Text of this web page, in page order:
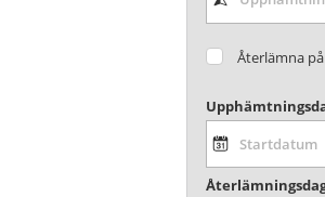
Återlämna